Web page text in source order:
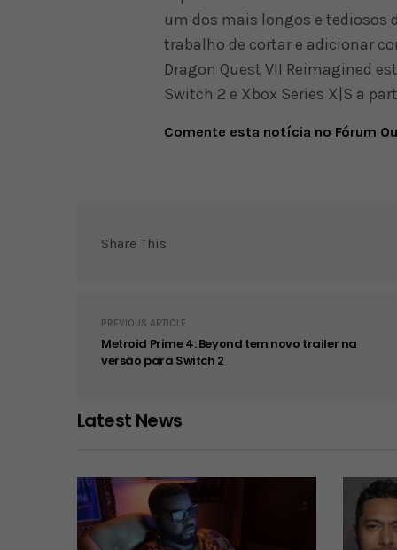
um dos mais longos e tediosos
trabalho de cortar e adicionar
Dragon Quest VII Reimagined
Switch 2 e Xbox Series X|S a
Comente esta notícia no Fórum
Share This
PREVIOUS ARTICLE
Metroid Prime 4: Beyond tem novo trailer na
versão para Switch 2
Latest News